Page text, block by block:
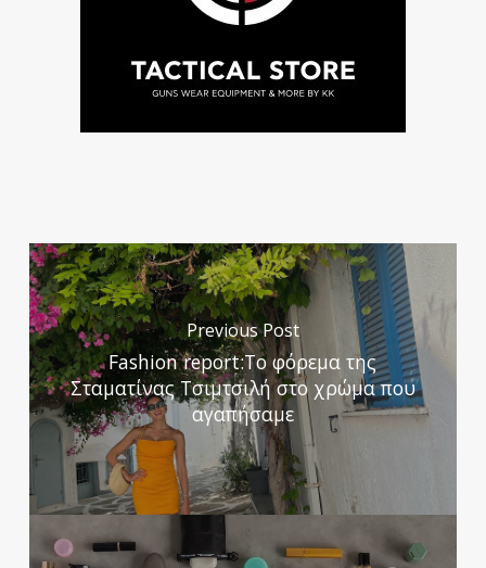
Previous Post
Fashion report:Το φόρεμα της
Σταματίνας Τσιμτσιλή στο χρώμα που
αγαπήσαμε